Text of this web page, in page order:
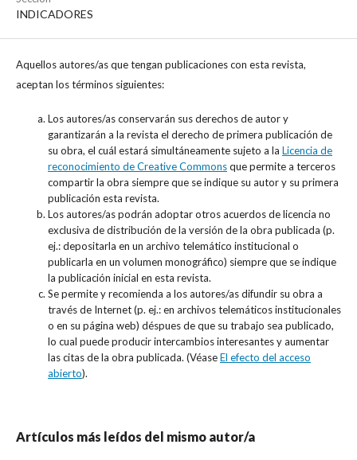
INDICADORES
Aquellos autores/as que tengan publicaciones con esta revista,
aceptan los términos siguientes:
Los autores/as conservarán sus derechos de autor y
garantizarán a la revista el derecho de primera publicación de
su obra, el cuál estará simultáneamente sujeto a la Licencia de
reconocimiento de Creative Commonsque permite a terceros
compartir la obra siempre que se indique su autor y su primera
publicación esta revista.
Los autores/as podrán adoptar otros acuerdos de licencia no
exclusiva de distribución de la versión de la obra publicada (p.
ej.: depositarla en un archivo telemático institucional o
publicarla en un volumen monográfico) siempre que se indique
la publicación inicial en esta revista.
Se permite y recomienda a los autores/as difundir su obra a
través de Internet (p. ej.: en archivos telemáticos institucionales
o en su página web) déspues de que su trabajo sea publicado,
lo cual puede producir intercambios interesantes y aumentar
las citas de la obra publicada. (VéaseEl efecto del acceso
abierto).
Artículos más leídos del mismo autor/a